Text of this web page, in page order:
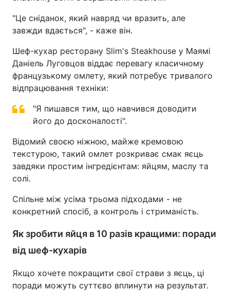
"Це сніданок, який навряд чи вразить, але
завжди вдається", - каже він.
Шеф-кухар ресторану Slim's Steakhouse у Маямі
Даніель Луговцов віддає перевагу класичному
французькому омлету, який потребує тривалого
відпрацювання техніки:
"Я пишався тим, що навчився доводити
його до досконалості".
Відомий своєю ніжною, майже кремовою
текстурою, такий омлет розкриває смак яєць
завдяки простим інгредієнтам: яйцям, маслу та
солі.
Спільне між усіма трьома підходами - не
конкретний спосіб, а контроль і стриманість.
Як зробити яйця в 10 разів кращими: поради
від шеф-кухарів
Якщо хочете покращити свої страви з яєць, ці
поради можуть суттєво вплинути на результат.